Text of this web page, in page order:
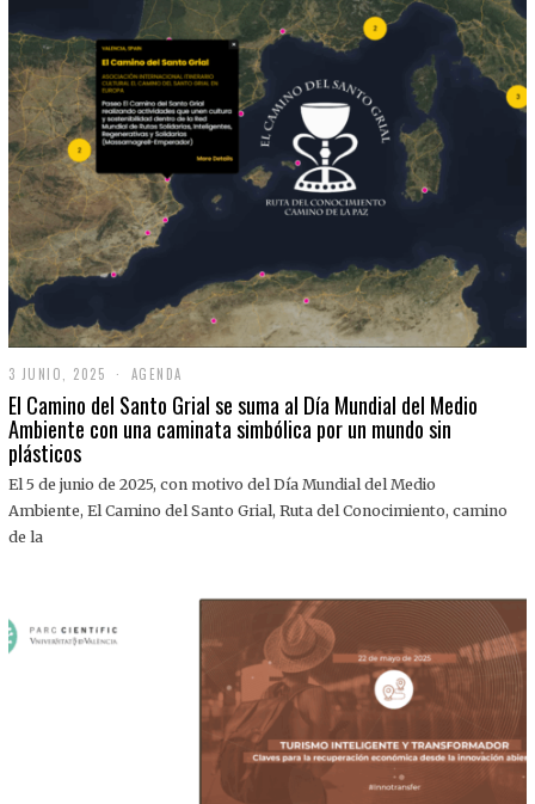
3 JUNIO, 2025
J
U
N
,
0
AGENDA
El Camino del Santo Grial se suma al Día Mundial del Medio
Ambiente con una caminata simbólica por un mundo sin
plásticos
El 5 de junio de 2025, con motivo del Día Mundial del Medio
Ambiente, El Camino del Santo Grial, Ruta del Conocimiento, camino
de la